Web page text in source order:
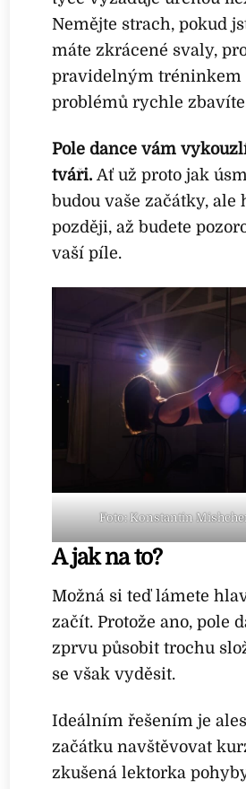
Nemějte strach, pokud
máte zkrácené svaly,
pravidelným tréninkem
problémů rychle
Pole dance vám
tváři.Ať už proto jak
budou vaše začátky, ale
později, až budete
vaší píle.
Foto: Konstantin
A jak na to?
Možná si teď lámete
začít. Protože ano, pole
zprvu působit trochu
se však vyděsit.
Ideálním řešením je
začátku navštěvovat
zkušená lektorka